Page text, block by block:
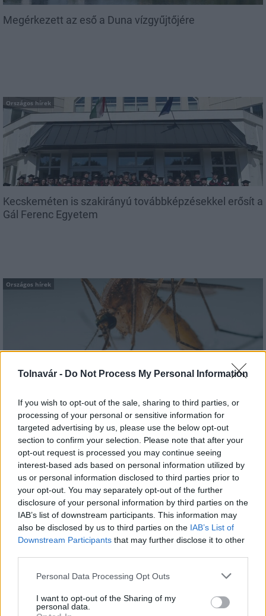
Tolnavár - Do Not Process My Personal Information
If you wish to opt-out of the sale, sharing to third parties, or
processing of your personal or sensitive information for
targeted advertising by us, please use the below opt-out
section to confirm your selection. Please note that after your
opt-out request is processed you may continue seeing
interest-based ads based on personal information utilized by
us or personal information disclosed to third parties prior to
your opt-out. You may separately opt-out of the further
disclosure of your personal information by third parties on the
IAB’s list of downstream participants. This information may
also be disclosed by us to third parties on the IAB’s List of
Downstream Participants that may further disclose it to other
Please note that this website/app uses one or more Google
not limited to your visit or usage behaviour. You may click to
grant or deny consent to Google and its third-party tags to
Personal Data Processing Opt Outs
I want to opt-out of the Sharing of my
personal data.
Megérkezett az eső a Duna vízgyűjtőjére
Országos hírek
Kecskeméten is szakirányú továbbképzésekkel erősít a
Gál Ferenc Egyetem
Országos hírek
A lakosságra is fontos szerep hárul a szúnyoginvázió
MAGYAR ÉPÍTŐK
Mi épül?